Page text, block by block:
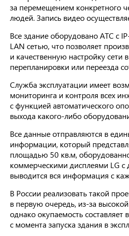
за перемещением конкретного
людей. Запись видео
Все здание оборудовано АТС с
LAN сетью, что позволяет
и качественную настройку сети
перепланировки или переезда
Служба эксплуатации имеет
мониторинга и контроля всех
с функцией автоматического
выхода какого-либо
Все данные отправляются в
информации, который
площадью 50 кв.м,
коммерческими дисплеями LG с
выводится вся информация с
В России реализовать такой
в первую очередь, из-за
однако окупаемость составляет
с момента запуска здания в